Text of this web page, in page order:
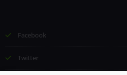
Facebook
Twitter